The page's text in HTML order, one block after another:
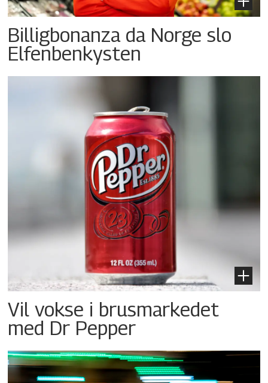
Billigbonanza da Norge slo
Elfenbenkysten
Vil vokse i brusmarkedet
med Dr Pepper